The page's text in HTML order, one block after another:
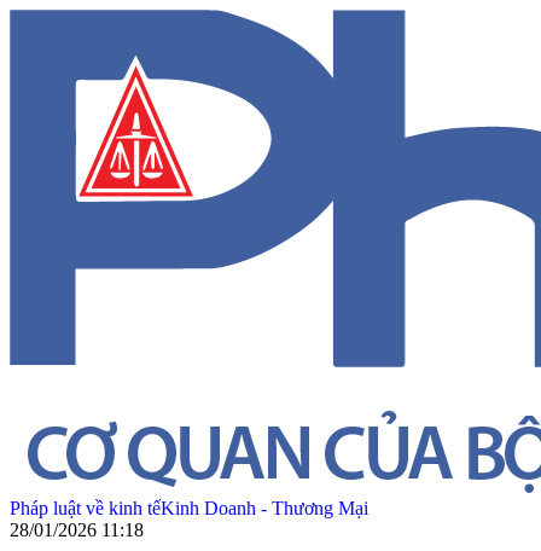
Pháp luật về kinh tếKinh Doanh - Thương Mại
28/01/2026 11:18